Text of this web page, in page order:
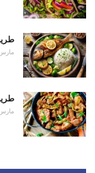
مارس 19,
مارس 17,